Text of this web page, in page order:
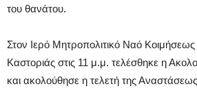
του θανάτου.
Στον Ιερό Μητροπολιτικό Ναό
Καστοριάς στις 11 μ.μ. τελέσθηκε η
και ακολούθησε η τελετή της